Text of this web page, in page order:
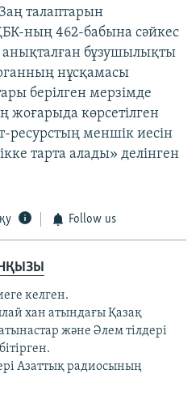
талаптарын
ның 462-бабына сәйкес
анықталған бұзушылықты
нұсқамасы
берілген мерзімде
көрсетілген
ресурстың меншік иесін
тарта алады» делінген
Follow us
келген.
хан атындағы Қазақ
және Әлем тілдері
Азаттық радиосының